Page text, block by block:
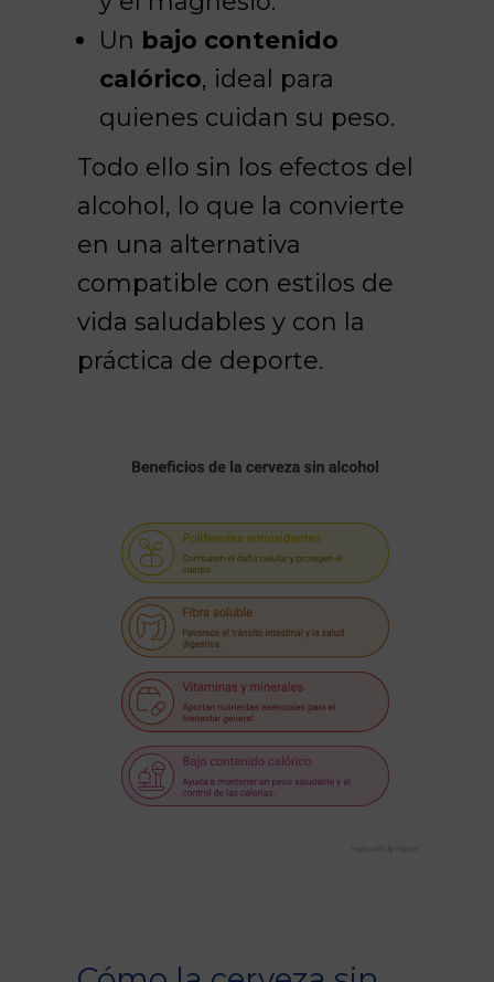
Un bajo contenido
calórico, ideal para
quienes cuidan su peso.
Todo ello sin los efectos del
alcohol, lo que la convierte
en una alternativa
compatible con estilos de
vida saludables y con la
práctica de deporte.